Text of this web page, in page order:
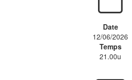
Date
12/06/2026
Temps
21.00u